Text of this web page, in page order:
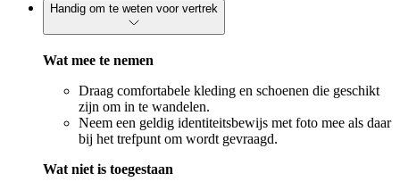
Handig om te weten voor vertrek
Wat mee te nemen
Draag comfortabele kleding en schoenen die geschikt
zijn om in te wandelen.
Neem een geldig identiteitsbewijs met foto mee als daar
bij het trefpunt om wordt gevraagd.
Wat niet is toegestaan